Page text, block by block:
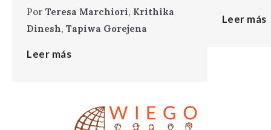
Por Teresa Marchiori, Krithika
Dinesh, Tapiwa Gorejena
Leer más
Leer más